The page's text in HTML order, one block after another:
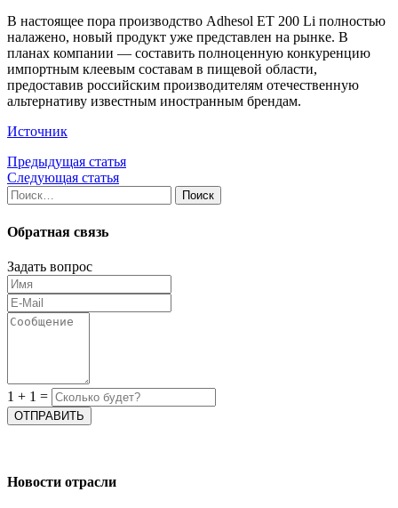
В настоящее пора производство Adhesol ET 200 Li полностью
налажено, новый продукт уже представлен на рынке. В
планах компании — составить полноценную конкуренцию
импортным клеевым составам в пищевой области,
предоставив российским производителям отечественную
альтернативу известным иностранным брендам.
Источник
Предыдущая статья
Следующая статья
Найти:
Обратная связь
Задать вопрос
1 + 1 =
Новости отрасли